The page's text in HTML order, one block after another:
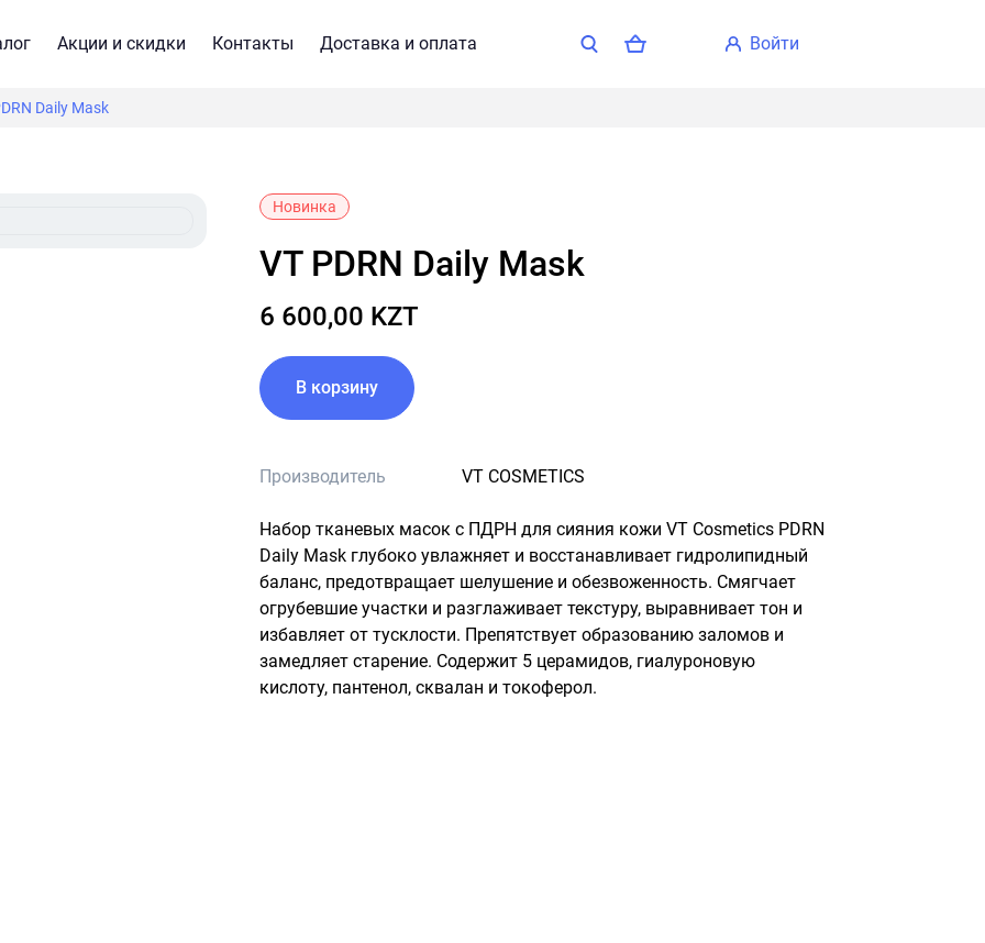
Акции и скидки Контакты Доставка и оплата войти
Daily Mask
Новинка
VT PDRN Daily Mask
6 600,00 KZT
В корзину
Производитель VT COSMETICS
Набор тканевых масок с ПДРН для сияния кожи VT Cosmetics PDRN
Daily Mask глубоко увлажняет и восстанавливает гидролипидный
баланс, предотвращает шелушение и обезвоженность. Смягчает
огрубевшие участки и разглаживает текстуру, выравнивает тон и
избавляет от тусклости. Препятствует образованию заломов и
замедляет старение. Содержит 5 церамидов, гиалуроновую
кислоту, пантенол, сквалан и токоферол.